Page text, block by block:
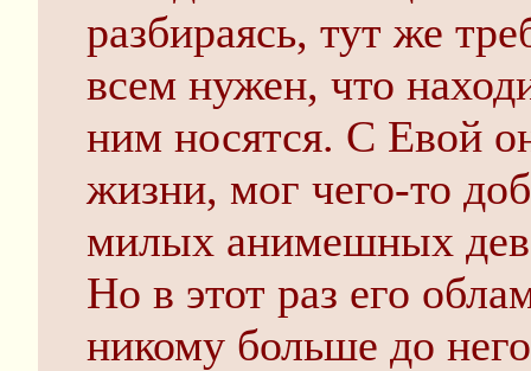
разбираясь, тут же
всем нужен, что
ним носятся. С Евой
жизни, мог чего-то
милых анимешных
Но в этот раз его
никому больше до